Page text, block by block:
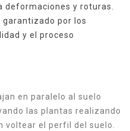
deformaciones y roturas.
por los
y el proceso
en paralelo al suelo
las plantas realizando
voltear el perfil del suelo.